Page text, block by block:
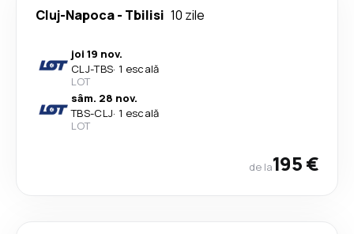
Cluj-Napoca- Tbilisi 10 zile
joi 19 nov.
CLJ-TBS· 1 escală
LOT
sâm. 28 nov.
TBS-CLJ· 1 escală
LOT
de la195 €